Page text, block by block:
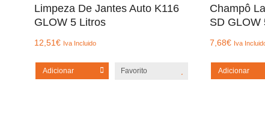
Limpeza De Jantes Auto K116
GLOW 5 Litros
12,51€ Iva Incluido
Adicionar Favorito
Champô
SD GLOW
7,68€ Iva
Adicionar